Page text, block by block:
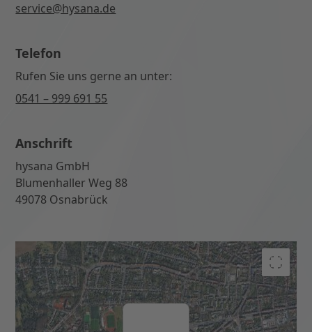
service@hysana.de
Telefon
Rufen Sie uns gerne an unter:
0541 – 999 691 55
Anschrift
hysana GmbH
Blumenhaller Weg 88
49078 Osnabrück